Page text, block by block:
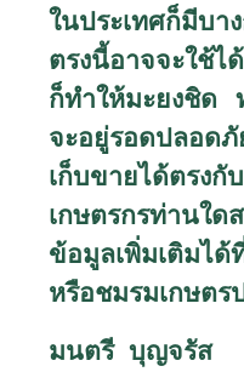
ในประเทศก็มีบา
ตรงนี้อาจจะใช้
ก็ทำให้มะยงชิด
จะอยู่รอดปลอดภั
เก็บขายได้ตร
เกษตรกรท่านใด
ข้อมูลเพิ่มเติมได้
หรือชมรมเกษต
มนตรี บุญจรัส